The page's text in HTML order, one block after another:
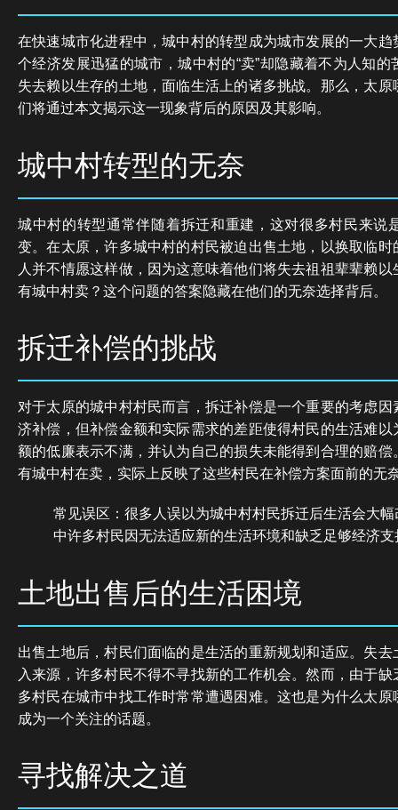
在快速城市化进程中，城中村的转型成为城市发展的一大
个经济发展迅猛的城市，城中村的“卖”却隐藏着不为人知
失去赖以生存的土地，面临生活上的诸多挑战。那么，太
们将通过本文揭示这一现象背后的原因及其影响。
城中村转型的无奈
城中村的转型通常伴随着拆迁和重建，这对很多村民来说
变。在太原，许多城中村的村民被迫出售土地，以换取临
人并不情愿这样做，因为这意味着他们将失去祖祖辈辈赖
有城中村卖？这个问题的答案隐藏在他们的无奈选择背后。
拆迁补偿的挑战
对于太原的城中村村民而言，拆迁补偿是一个重要的考虑
济补偿，但补偿金额和实际需求的差距使得村民的生活难
额的低廉表示不满，并认为自己的损失未能得到合理的赔
有城中村在卖，实际上反映了这些村民在补偿方案面前的无
常见误区：很多人误以为城中村村民拆迁后生活会大
中许多村民因无法适应新的生活环境和缺乏足够经济
土地出售后的生活困境
出售土地后，村民们面临的是生活的重新规划和适应。失
入来源，许多村民不得不寻找新的工作机会。然而，由于
多村民在城市中找工作时常常遭遇困难。这也是为什么太
成为一个关注的话题。
寻找解决之道